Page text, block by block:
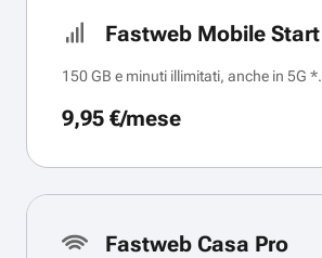
Fastweb Mobile Start
150 GB e minuti illimitati, anche in 5G *.
9,95 €/mese
Fastweb Casa Pro